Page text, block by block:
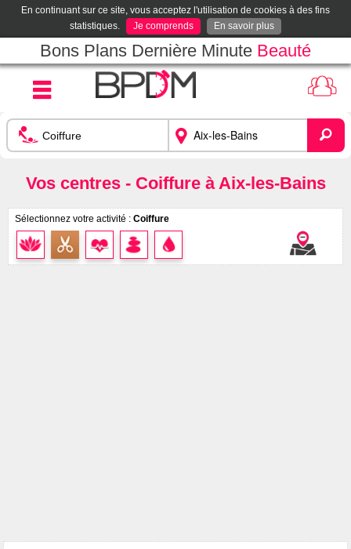
En continuant sur ce site, vous acceptez l'utilisation de cookies à des fins
statistiques.
Je comprends En savoir plus
Bons Plans Dernière Minute Beauté
Vos centres - Coiffure à Aix-les-Bains
Sélectionnez votre activité : Coiffure